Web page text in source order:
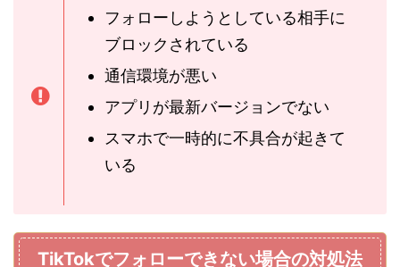
フォローしようとしている相手に
ブロックされている
通信環境が悪い
アプリが最新バージョンでない
スマホで一時的に不具合が起きて
いる
TikTokでフォローできない場合の対処法